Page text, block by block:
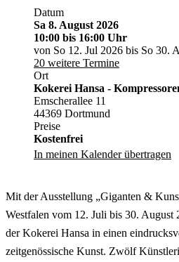
Datum
Sa 8. August 2026
10:00 bis 16:00 Uhr
von So 12. Jul 2026 bis So 30.
20 weitere Termine
Ort
Kokerei Hansa -
Emscherallee 11
44369 Dortmund
Preise
Kostenfrei
In meinen Kalender übertragen
Mit der Ausstellung „Giganten &
Westfalen vom 12. Juli bis 30. August
der Kokerei Hansa in einen
zeitgenössische Kunst. Zwölf